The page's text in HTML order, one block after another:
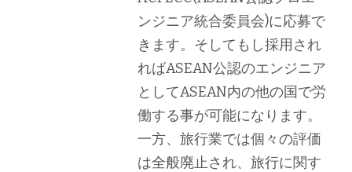
ンジニア統合委員会)に応募で
きます。そしてもし採用され
ればASEAN公認のエンジニア
としてASEAN内の他の国で労
働する事が可能になります。
一方、旅行業では個々の評価
は全般廃止され、旅行に関す